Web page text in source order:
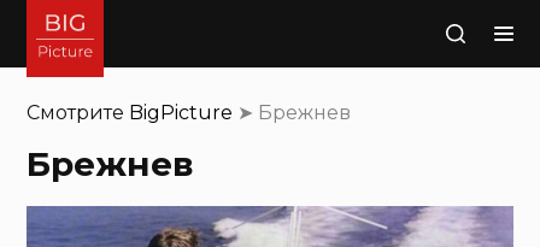
Поиск
Смотрите BigPicture ➤ Брежнев
Брежнев